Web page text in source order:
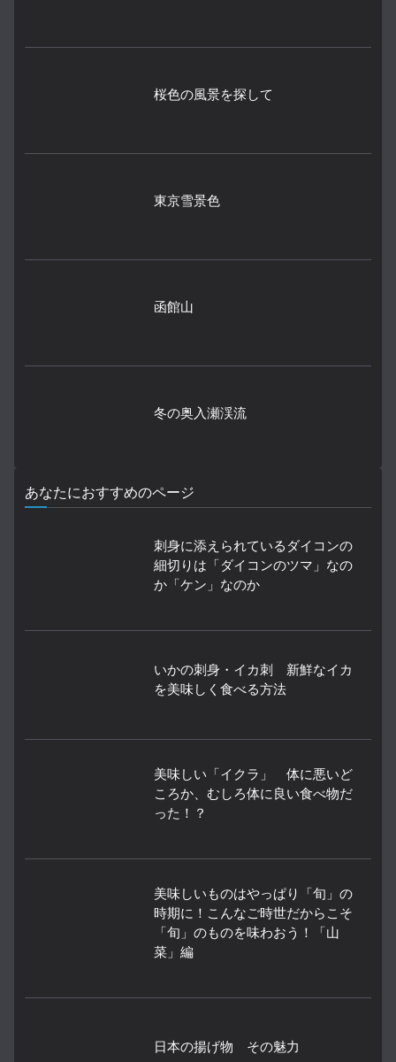
桜色の風景を探して
東京雪景色
函館山
冬の奥入瀬渓流
あなたにおすすめのページ
刺身に添えられているダイコンの
細切りは「ダイコンのツマ」なの
か「ケン」なのか
いかの刺身・イカ刺 新鮮なイカ
を美味しく食べる方法
美味しい「イクラ」 体に悪いど
ころか、むしろ体に良い食べ物だ
った！？
美味しいものはやっぱり「旬」の
時期に！こんなご時世だからこそ
「旬」のものを味わおう！「山
菜」編
日本の揚げ物 その魅力